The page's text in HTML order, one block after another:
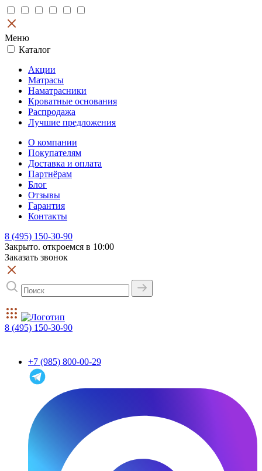
Меню
Каталог
Акции
Матрасы
Наматрасники
Кроватные основания
Распродажа
Лучшие предложения
О компании
Покупателям
Доставка и оплата
Партнёрам
Блог
Отзывы
Гарантия
Контакты
8 (495) 150-30-90
Закрыто. откроемся в 10:00
Заказать звонок
8 (495) 150-30-90
+7 (985) 800-00-29